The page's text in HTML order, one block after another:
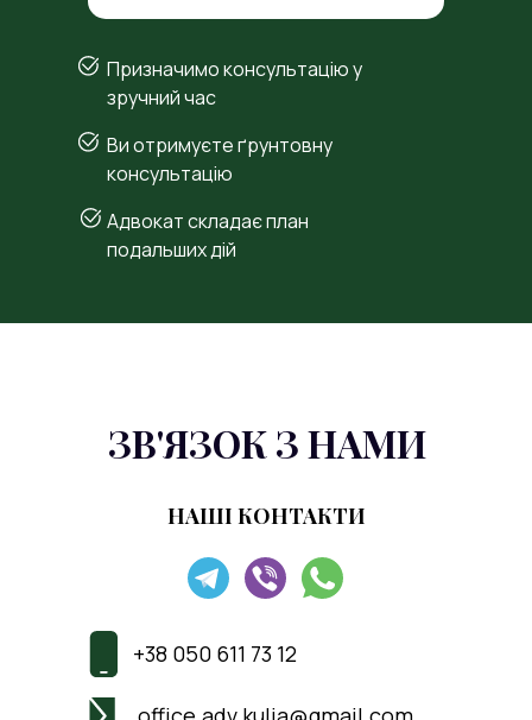
Призначимо консультацію у
зручний час
Ви отримуєте ґрунтовну
консультацію
Адвокат складає план
подальших дій
ЗВ'ЯЗОК З НАМИ
НАШІ КОНТАКТИ
+38 050 611 73 12